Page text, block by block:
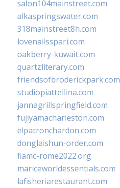
salon104mainstreet.com
alkaspringswater.com
318mainstreet8h.com
lovenailsspari.com
oakberry-kuwait.com
quartzliterary.com
friendsofbroderickpark.com
studiopiattellina.com
jannagrillspringfield.com
fujiyamacharleston.com
elpatronchardon.com
donglaishun-order.com
fiamc-rome2022.org
mariceworldessentials.com
lafisheriarestaurant.com